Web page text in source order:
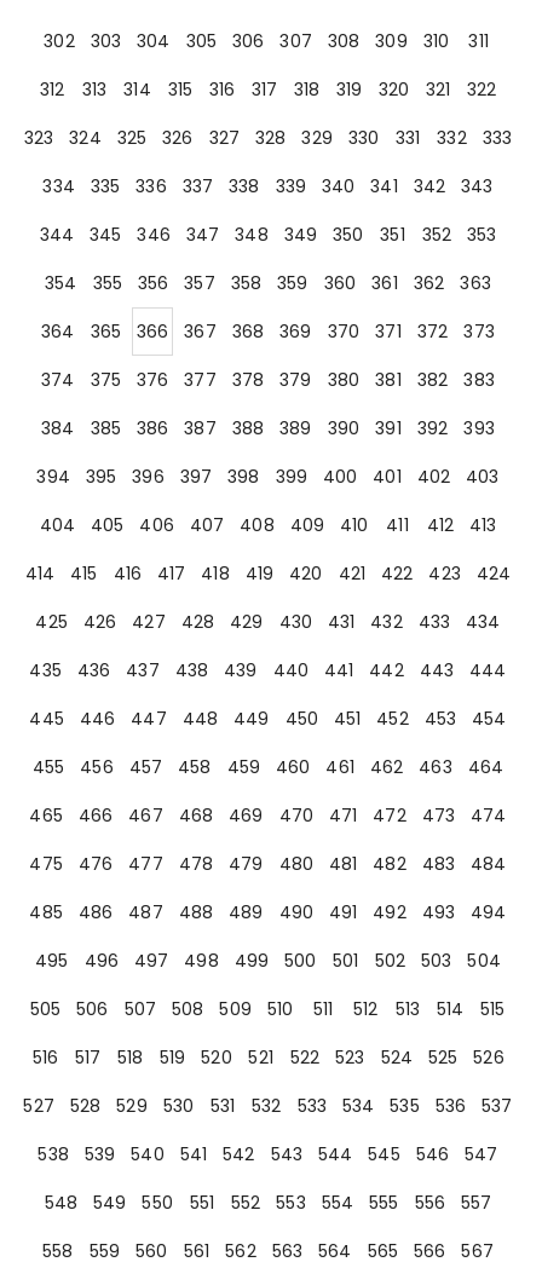
302
303 304 305 306 307 308 309 310
311
312
313 314 315 316 317 318 319 320 321
322
323
324 325 326 327 328 329 330 331 332
333
334
335 336 337 338 339 340 341 342
343
344
345 346 347 348 349 350 351 352
353
354
355 356 357 358 359 360 361 362
363
364
365 366 367 368 369 370 371 372
373
374
375 376 377 378 379 380 381 382
383
384
385 386 387 388 389 390 391 392
393
394
395 396 397 398 399 400 401 402
403
404
405 406 407 408 409 410 411 412
413
414
415 416 417 418 419 420 421 422 423
424
425
426 427 428 429 430 431 432 433
434
435
436 437 438 439 440 441 442 443
444
445
446 447 448 449 450 451 452 453
454
455
456 457 458 459 460 461 462 463
464
465
466 467 468 469 470 471 472 473
474
475
476 477 478 479 480 481 482 483
484
485
486 487 488 489 490 491 492 493
494
495
496 497 498 499 500 501 502 503
504
505
506 507 508 509 510 511 512 513 514
515
516
517 518 519 520 521 522 523 524 525
526
527
528 529 530 531 532 533 534 535 536
537
538
539 540 541 542 543 544 545 546
547
548
549 550 551 552 553 554 555 556
557
558
559 560 561 562 563 564 565 566
567